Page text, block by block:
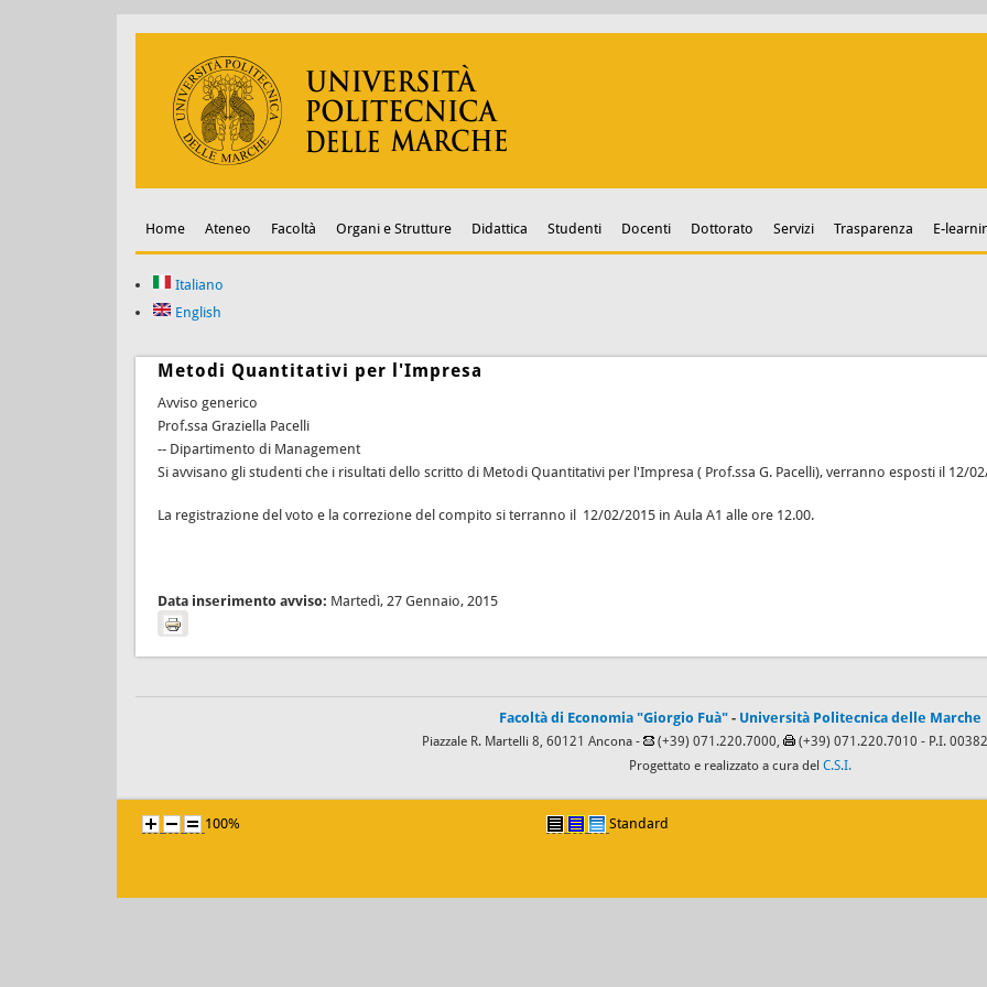
Home Ateneo Facoltà Organi e Strutture Didattica Studenti Docenti Dottorato Servizi Trasparenza E-
Italiano
English
Metodi Quantitativi per l'Impresa
Avviso generico
Prof.ssa Graziella Pacelli
-- Dipartimento di Management
Si avvisano gli studenti che i risultati dello scritto di Metodi Quantitativi per l'Impresa ( Prof.ssa G. Pacelli), verranno esposti il 12/
La registrazione del voto e la correzione del compito si terranno il 12/02/2015 in Aula A1 alle ore 12.00.
Data inserimento avviso: Martedì, 27 Gennaio, 2015
Facoltà di Economia "Giorgio Fuà" - Università Politecnica delle Marche
Piazzale R. Martelli 8, 60121 Ancona - (+39) 071.220.7000, (+39) 071.220.7010 - P.I.
Progettato e realizzato a cura del C.S.I.
100% Standard